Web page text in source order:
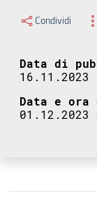
Condividi
Data di
16.11.2023
Data e ora
01.12.2023